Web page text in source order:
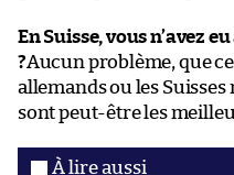
En Suisse, vous n’avez
?Aucun problème, que
allemands ou les Suisses
sont peut-être les